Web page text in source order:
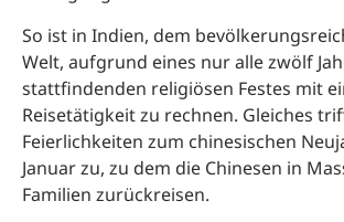
So ist in Indien, dem
Welt, aufgrund eines nur alle zwölf
stattfindenden religiösen Festes mit
Reisetätigkeit zu rechnen. Gleiches
Feierlichkeiten zum chinesischen
Januar zu, zu dem die Chinesen in
Familien zurückreisen.